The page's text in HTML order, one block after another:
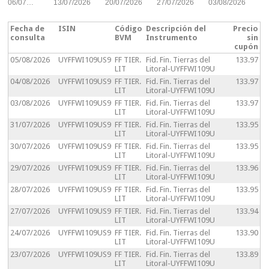
06/07… 13/07/2026 20/07/2026 27/07/2026 03/08/2026
Fecha de
consulta
ISIN
Código
BVM
Descripción del
Instrumento
Precio
sin
cupón
05/08/2026
UYFFWI109US9 FF TIER.
LIT
Fid. Fin. Tierras del
Litoral-UYFFWI109U
133.97
04/08/2026 UYFFWI109US9 FF TIER.
LIT
Fid. Fin. Tierras del
Litoral-UYFFWI109U
133.97
03/08/2026 UYFFWI109US9 FF TIER.
LIT
Fid. Fin. Tierras del
Litoral-UYFFWI109U
133.97
31/07/2026 UYFFWI109US9 FF TIER.
LIT
Fid. Fin. Tierras del
Litoral-UYFFWI109U
133.95
30/07/2026 UYFFWI109US9 FF TIER.
LIT
Fid. Fin. Tierras del
Litoral-UYFFWI109U
133.95
29/07/2026 UYFFWI109US9 FF TIER.
LIT
Fid. Fin. Tierras del
Litoral-UYFFWI109U
133.96
28/07/2026 UYFFWI109US9 FF TIER.
LIT
Fid. Fin. Tierras del
Litoral-UYFFWI109U
133.95
27/07/2026 UYFFWI109US9 FF TIER.
LIT
Fid. Fin. Tierras del
Litoral-UYFFWI109U
133.94
24/07/2026 UYFFWI109US9 FF TIER.
LIT
Fid. Fin. Tierras del
Litoral-UYFFWI109U
133.90
23/07/2026 UYFFWI109US9 FF TIER.
LIT
Fid. Fin. Tierras del
Litoral-UYFFWI109U
133.89